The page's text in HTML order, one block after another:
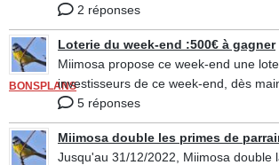
2 réponses
BONSPLANS
Loterie du week-end :500€ à gagner
Miimosa propose ce week-end une
investisseurs de ce week-end, dès
5 réponses
Miimosa double les primes de
Jusqu'au 31/12/2022, Miimosa double